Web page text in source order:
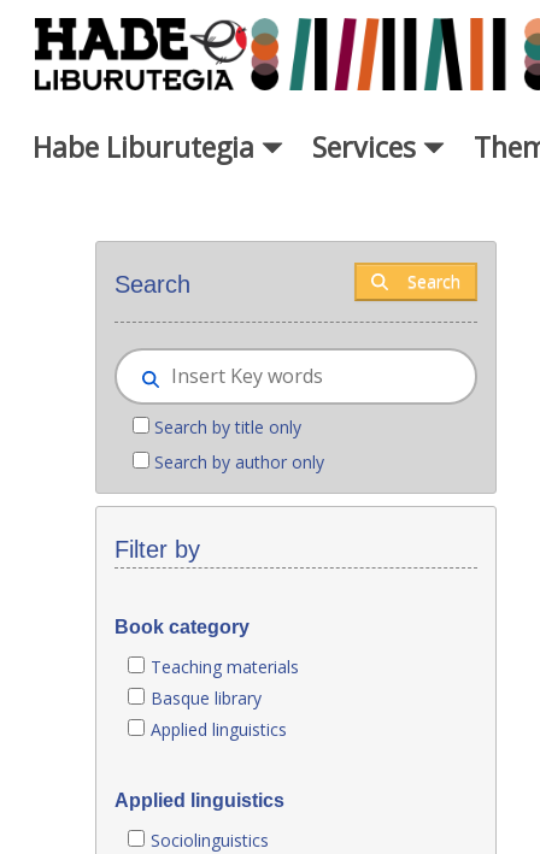
Skip to Main Content
Habe Liburutegia Services
Search Search
Search by title only
Search by author only
Filter by
Book category
Teaching materials
Basque library
Applied linguistics
Applied linguistics
Sociolinguistics